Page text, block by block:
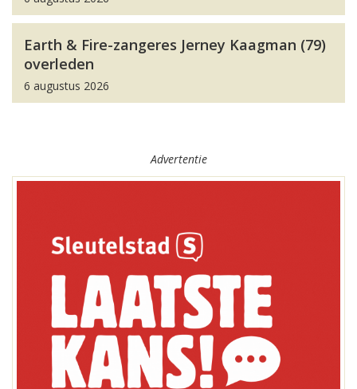
Earth & Fire-zangeres Jerney Kaagman (79)
overleden
6 augustus 2026
Advertentie